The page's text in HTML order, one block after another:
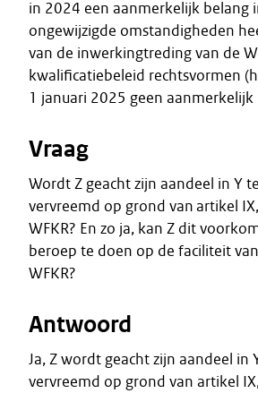
in 2024 een aanmerkelijk belang
ongewijzigde omstandigheden
van de inwerkingtreding van de
kwalificatiebeleid rechtsvormen
1 januari 2025 geen aanmerkelijk
Vraag
Wordt Z geacht zijn aandeel in Y
vervreemd op grond van artikel
WFKR? En zo ja, kan Z dit
beroep te doen op de faciliteit
WFKR?
Antwoord
Ja, Z wordt geacht zijn aandeel in
vervreemd op grond van artikel